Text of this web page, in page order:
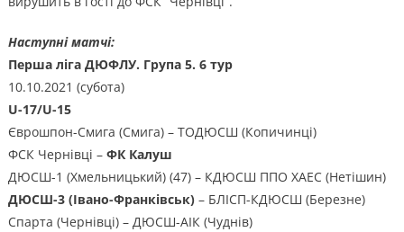
Наступні матчі:
Перша ліга ДЮФЛУ. Група 5. 6 тур
10.10.2021 (субота)
U-17/U-15
Єврошпон-Смига (Смига) – ТОДЮСШ (Копичинці)
ФСК Чернівці – ФК Калуш
ДЮСШ-1 (Хмельницький) (47) – КДЮСШ ППО ХАЕС (Нетішин)
ДЮСШ-3 (Івано-Франківськ)– БЛІСП-КДЮСШ (Березне)
Спарта (Чернівці) – ДЮСШ-АІК (Чуднів)